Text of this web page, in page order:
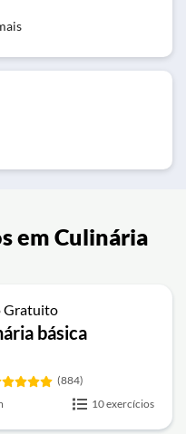
em Culinária
Gratuito
básica
(884)
10 exercícios